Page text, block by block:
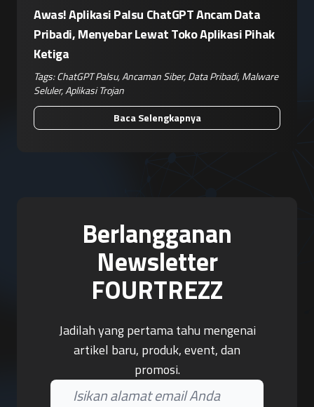
Awas! Aplikasi Palsu ChatGPT Ancam Data
Pribadi, Menyebar Lewat Toko Aplikasi Pihak
Ketiga
Tags:ChatGPT Palsu,Ancaman Siber,Data Pribadi,Malware
Seluler,Aplikasi Trojan
Baca Selengkapnya
Berlangganan
Newsletter
FOURTREZZ
Jadilah yang pertama tahu mengenai
artikel baru, produk, event, dan
promosi.